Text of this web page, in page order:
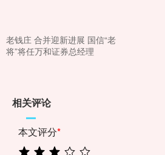
老钱庄 合并迎新进展 国信“老
将”将任万和证券总经理
相关评论
本文评分*